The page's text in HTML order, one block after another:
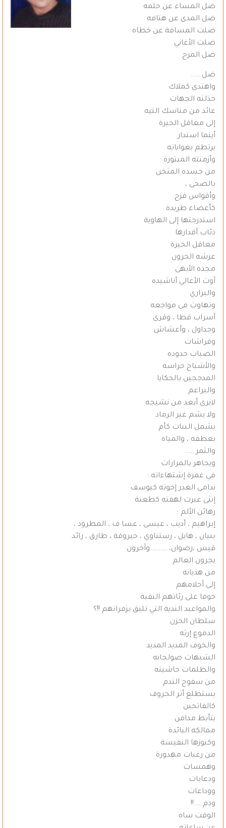
ضل المساء عن حلمه
ضل المدى عن هتافه
ضلت المسافة عن خطاه
ضلت الأغاني
ضل المرح
ضل …..
واهتدى كملاك
خذلته الجهات
عائد من مناسك التيه
إلى معاقل الحيرة
أينما استدار
يرتطم بغواياته
وأزمنته المبتورة
من جسده المثخن
بالضحى ،
وأقواس قزح
كأعضاء طريدة
استدرجتها إلى الهاوية
ذئاب أقدارها
معاقل الحيرة
عرشه الحرون
مجده الأبهى
آوت الأعالي أناشيده
والبراري
وتهاوت في مواجعه
أسراب قطا ، وقرى
وجداول ، وأعشاش
وفراشات
الضباب حدوده
والأشباح حراسه
المدججين بالحكايا
والبراعم
لايرى أبعد من نشيجه
ولا يشم غير الرماد
يشمل النبات كأم
بعطفه ، والمياه
والثمر …..
ويجاهر بالمرارات
في غمرة إشتهاءاته :
ندامى الغدر إخوته كيوسف
إنثى عبرت لهفته كطعنة
رهائن الألم :
إبراهيم ، أديب ، عيسى ، عسا ف ، المطرود ،
بنيان ، هايل ، رستناوي ، حيروقة ، طارق ، رائد
قيس ،رضوان، ……….وآخرون
يجرون العالم
من هذيانه
إلى أحلامهم
خوفا على رئاتهم النقية
والمواعيد الندية التي تليق بزفراتهم !!؟
سلطان الحزن
الدموع إرثه
والخوف المديد المديد
الشبهات صولجانه
والظلمات حاشيته
من سفوح الندم
يستطلع أثر الجروف
كالفاتحين
يتأبط مدافن
ممالكه البائدة
وكنوزها النفيسة
من رغبات مهدورة
وهمسات
ودعابات
ووداعات
ودم ….!!
الوقت ساه